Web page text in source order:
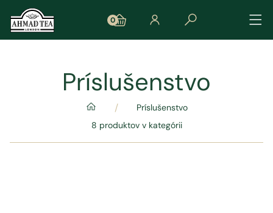
0
Príslušenstvo
/
Príslušenstvo
8 produktov v kategórii